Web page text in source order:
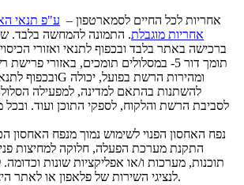
אחריות לכל החיים לסמארטפון – ע"פ תנאי
אחריות מוגבלת. התמונה להמחשה בלבד.
ברכישה באתר בלבד ובכפוף לתנאי ואזורי
להשתנות בהתאם למדינה, למפעילה
לסביבת הרשת והלקוח, לספקי התוכן ועוד. ובכל
נפח האחסון הפנוי לשימוש נמוך מנפח האחסון
התקנת מערכת הפעלה, חלוקה למחיצות
תוכנות, מערכות ו/או אפליקציות שונות וכדומה.
לנציגי השירות של פלאפון או לאתר היצרן או ליצרן או ליבואן.